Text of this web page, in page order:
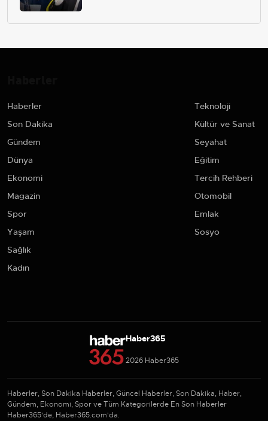
Haberler
Son Dakika
Gündem
Dünya
Ekonomi
Magazin
Spor
Yaşam
Sağlık
Kadın
Teknoloji
Kültür ve Sanat
Seyahat
Eğitim
Tercih Rehberi
Otomobil
Emlak
Sosyo
Haber365
2026 Haber365
Haberler, Son Dakika Haberler, Güncel Haberler, Son Dakika, Haber,
Gündem, Ekonomi, Spor ve Tüm Kategorilerde En Son Haberler
Haber365'de, Haber365.com'da.